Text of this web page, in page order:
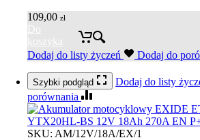
109,00 zł
Do
koszyka
Dodaj do listy życzeń
Dodaj do
Szybki podgląd Dodaj do listy
porównania
SKU: AM/12V/18A/EX/1